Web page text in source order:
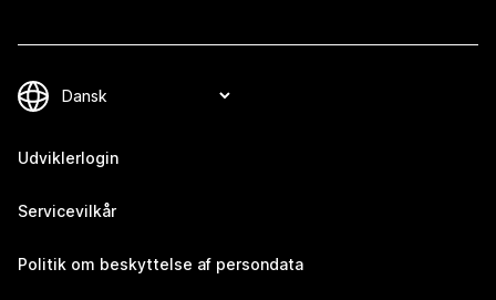
Udviklerlogin
Servicevilkår
Politik om beskyttelse af persondata